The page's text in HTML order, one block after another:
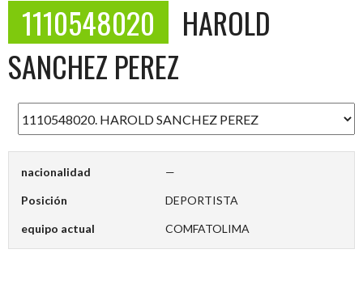
1110548020
HAROLD
SANCHEZ PEREZ
nacionalidad —
Posición DEPORTISTA
equipo actual COMFATOLIMA